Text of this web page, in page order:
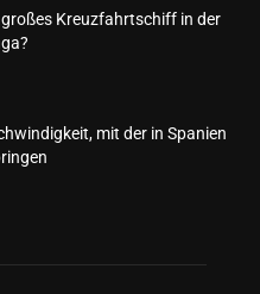
Kreuzfahrtschiff in der
mit der in Spanien